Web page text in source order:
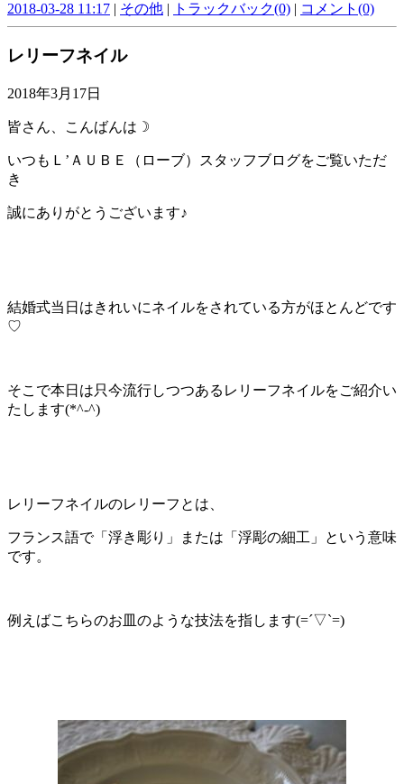
2018-03-28 11:17 | その他 | トラックバック(0) | コメント(0)
レリーフネイル
2018年3月17日
皆さん、こんばんは☽
いつもＬ’ＡＵＢＥ（ローブ）スタッフブログをご覧いただ
き
誠にありがとうございます♪
結婚式当日はきれいにネイルをされている方がほとんどです
♡
そこで本日は只今流行しつつあるレリーフネイルをご紹介い
たします(*^-^)
レリーフネイルのレリーフとは、
フランス語で「浮き彫り」または「浮彫の細工」という意味
です。
例えばこちらのお皿のような技法を指します(=´▽`=)